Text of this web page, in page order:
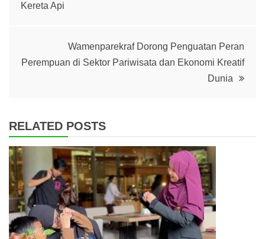
navigation
Kereta Api
Wamenparekraf Dorong Penguatan Peran
Perempuan di Sektor Pariwisata dan Ekonomi Kreatif
Dunia
RELATED POSTS